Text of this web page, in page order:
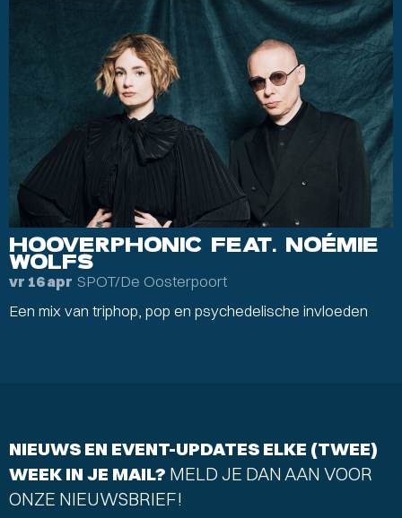
HOOVERPHONIC FEAT. NOÉMIE
WOLFS
vr 16 apr SPOT/De Oosterpoort
Een mix van triphop, pop en psychedelische invloeden
NIEUWS EN EVENT-UPDATES ELKE (TWEE)
WEEK IN JE MAIL? MELD JE DAN AAN VOOR
ONZE NIEUWSBRIEF!